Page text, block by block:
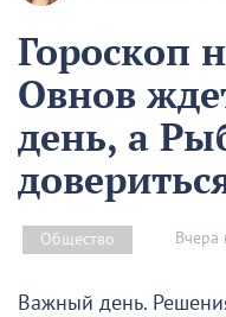
Гороскоп
Овнов
день, а
Общество Вчера
Важный день.